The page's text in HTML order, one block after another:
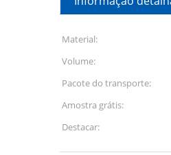
Material:
Volume:
Pacote do transporte:
Amostra grátis:
Destacar: